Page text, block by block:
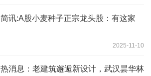
简讯:A股小麦种子正宗龙头股：有这家
2025-11-10
热消息：老建筑邂逅新设计，武汉昙华林